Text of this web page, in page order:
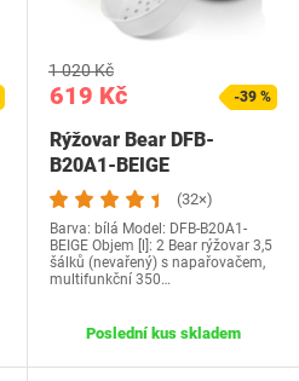
619 Kč
1 020 Kč
-39 %
Rýžovar Bear DFB-
B20A1-BEIGE
(32×)
Barva: bílá Model: DFB-B20A1-
BEIGE Objem [l]: 2 Bear rýžovar 3,5
šálků (nevařený) s napařovačem,
multifunkční 350…
Poslední kus skladem